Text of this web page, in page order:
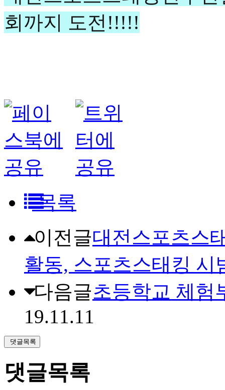
회까지 도전!!!!!
목록
이전글대전스포츠스
활동, 스포츠스태킹 시
다음글초등학교 체험
19.11.11
댓글목록
댓글목록